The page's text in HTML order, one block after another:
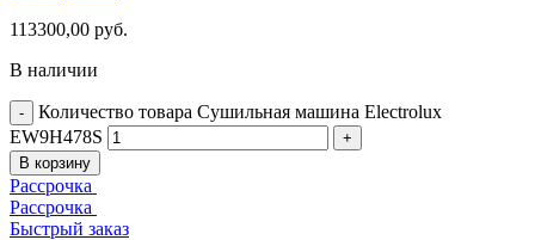
113300,00 руб.
В наличии
Количество товара Сушильная машина Electrolux
EW9H478S
В корзину
Рассрочка
Рассрочка
Быстрый заказ